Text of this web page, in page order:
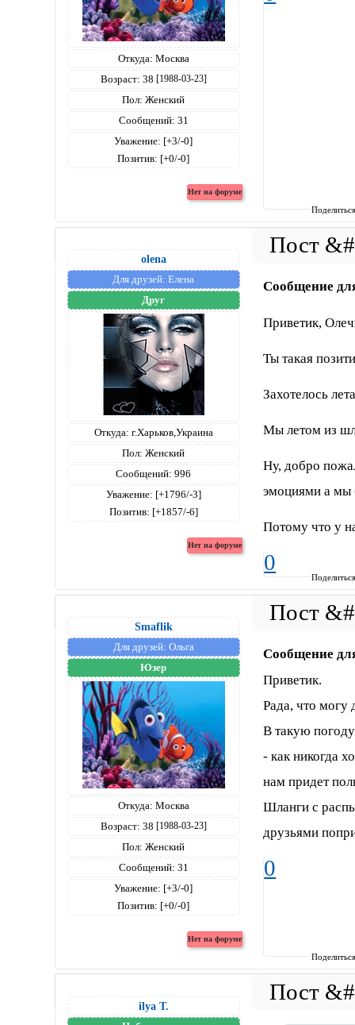
Откуда: Москва
Возраст: 38 [1988-03-23]
Пол: Женский
Сообщений: 31
Уважение: [+3/-0]
Позитив: [+0/-0]
olena
Для друзей: Елена
Друг
Откуда: г.Харьков,Украина
Пол: Женский
Сообщений: 996
Уважение: [+1796/-3]
Позитив: [+1857/-6]
Сообщение
Приветик,
Ты такая
Захотелось
Мы летом из
Ну, добро
эмоциями а мы
Потому что у
0
Smaflik
Для друзей: Ольга
Юзер
Откуда: Москва
Возраст: 38 [1988-03-23]
Пол: Женский
Сообщений: 31
Уважение: [+3/-0]
Позитив: [+0/-0]
Сообщение
Приветик.
Рада, что могу
В такую
- как никогда
нам придет
Шланги с
друзьями
0
ilya T.